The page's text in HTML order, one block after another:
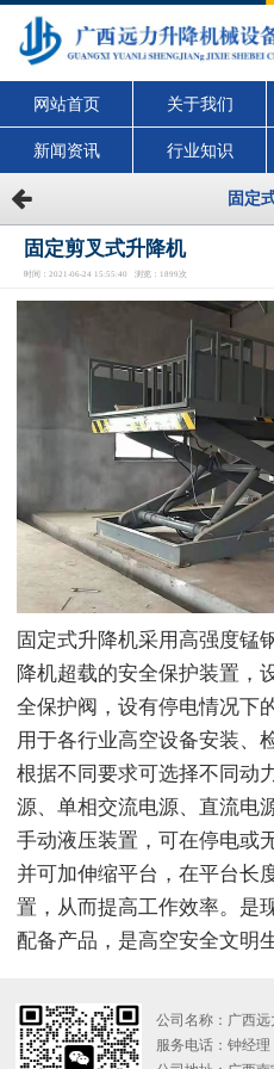
网站首页 关于我们
新闻资讯 行业知识
固定
固定剪叉式升降机
时间：2021-06-24 15:55:40 浏览：1899次
固定式升降机采用高强度锰
降机超载的安全保护装置，
全保护阀，设有停电情况下
用于各行业高空设备安装、
根据不同要求可选择不同动
源、单相交流电源、直流电
手动液压装置，可在停电或
并可加伸缩平台，在平台长
置，从而提高工作效率。是
配备产品，是高空安全文明
公司名称：广西
服务电话：钟经理